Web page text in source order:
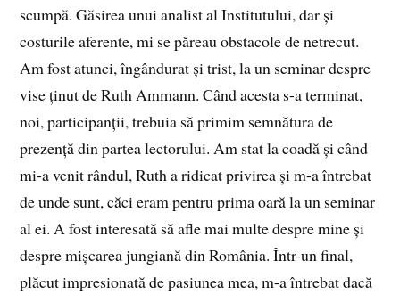
scumpă. Găsirea unui analist al Institutului, dar și
costurile aferente, mi se păreau obstacole de netrecut.
Am fost atunci, îngândurat și trist, la un seminar despre
vise ținut de Ruth Ammann. Când acesta s-a terminat,
noi, participanții, trebuia să primim semnătura de
prezență din partea lectorului. Am stat la coadă și când
mi-a venit rândul, Ruth a ridicat privirea și m-a întrebat
de unde sunt, căci eram pentru prima oară la un seminar
al ei. A fost interesată să afle mai multe despre mine și
despre mișcarea jungiană din România. Într-un final,
plăcut impresionată de pasiunea mea, m-a întrebat dacă